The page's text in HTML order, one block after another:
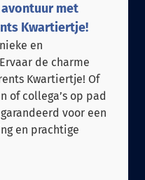
met
Kwartiertje!
en
de charme
Kwartiertje! Of
of collega’s op pad
voor een
en prachtige